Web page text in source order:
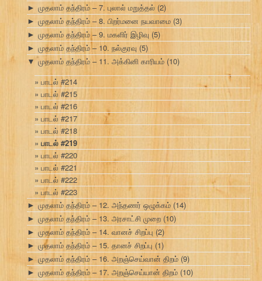
► முதலாம் தந்திரம் – 7. புலால் மறுத்தல் (2)
► முதலாம் தந்திரம் – 8. பிறர்மனை நயவாமை (3)
► முதலாம் தந்திரம் – 9. மகளிர் இழிவு (5)
► முதலாம் தந்திரம் – 10. நல்குரவு (5)
▼ முதலாம் தந்திரம் – 11. அக்கினி காரியம் (10)
பாடல் #214
பாடல் #215
பாடல் #216
பாடல் #217
பாடல் #218
பாடல் #219
பாடல் #220
பாடல் #221
பாடல் #222
பாடல் #223
► முதலாம் தந்திரம் – 12. அந்தணர் ஒழுக்கம் (14)
► முதலாம் தந்திரம் – 13. அரசாட்சி முறை (10)
► முதலாம் தந்திரம் – 14. வானச் சிறப்பு (2)
► முதலாம் தந்திரம் – 15. தானச் சிறப்பு (1)
► முதலாம் தந்திரம் – 16. அறஞ்செய்வான் திறம் (9)
► முதலாம் தந்திரம் – 17. அறஞ்செய்யான் திறம் (10)